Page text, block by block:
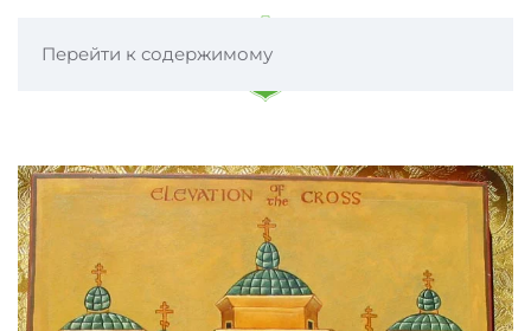
Перейти к содержимому